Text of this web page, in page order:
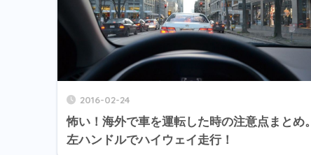
2016-02-24
怖い！海外で車を運転した時の注意点まとめ。
左ハンドルでハイウェイ走行！